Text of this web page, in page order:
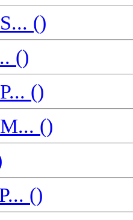
()
()
()
()
()